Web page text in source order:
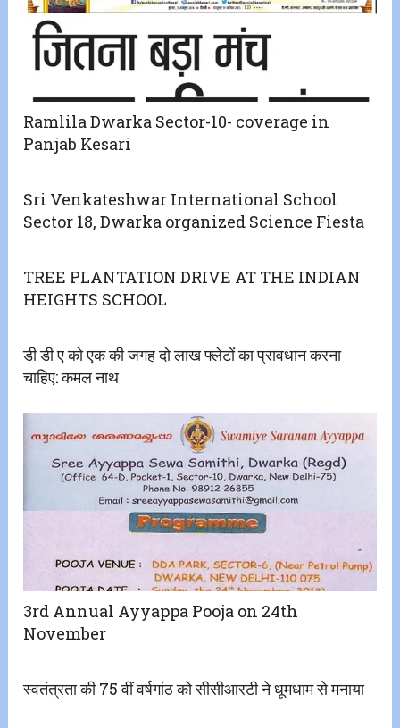
Ramlila Dwarka Sector-10- coverage in
Panjab Kesari
Sri Venkateshwar International School
Sector 18, Dwarka organized Science Fiesta
TREE PLANTATION DRIVE AT THE INDIAN
HEIGHTS SCHOOL
डी डी ए को एक की जगह दो लाख फ्लेटों का प्रावधान करना
चाहिए: कमल नाथ
3rd Annual Ayyappa Pooja on 24th
November
स्वतंत्रता की 75 वीं वर्षगांठ को सीसीआरटी ने धूमधाम से मनाया